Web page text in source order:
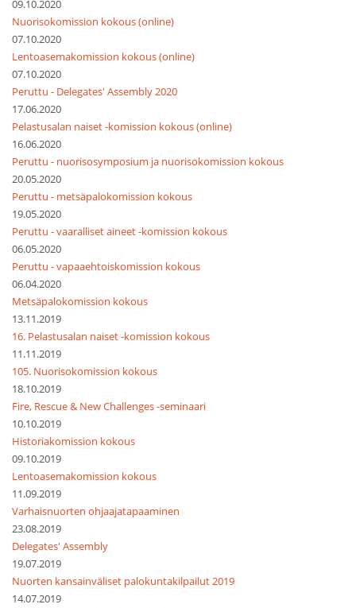
09.10.2020
Nuorisokomission kokous (online)
07.10.2020
Lentoasemakomission kokous (online)
07.10.2020
Peruttu - Delegates' Assembly 2020
17.06.2020
Pelastusalan naiset -komission kokous (online)
16.06.2020
Peruttu - nuorisosymposium ja nuorisokomission kokous
20.05.2020
Peruttu - metsäpalokomission kokous
19.05.2020
Peruttu - vaaralliset aineet -komission kokous
06.05.2020
Peruttu - vapaaehtoiskomission kokous
06.04.2020
Metsäpalokomission kokous
13.11.2019
16. Pelastusalan naiset -komission kokous
11.11.2019
105. Nuorisokomission kokous
18.10.2019
Fire, Rescue & New Challenges -seminaari
10.10.2019
Historiakomission kokous
09.10.2019
Lentoasemakomission kokous
11.09.2019
Varhaisnuorten ohjaajatapaaminen
23.08.2019
Delegates' Assembly
19.07.2019
Nuorten kansainväliset palokuntakilpailut 2019
14.07.2019